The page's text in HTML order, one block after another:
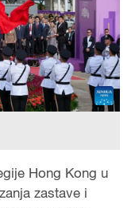
Hong Kong u
zastave i